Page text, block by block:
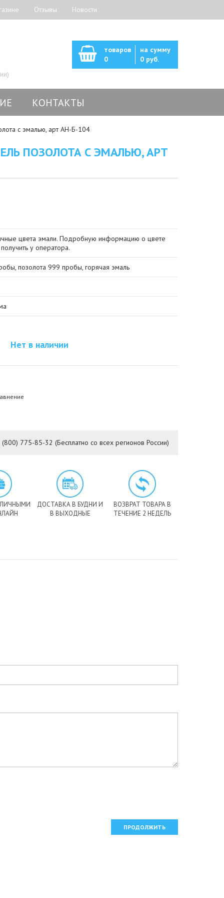
Отзывы Новости
товаров
0
на сумму
0 руб.
КОНТАКТЫ
с эмалью, арт АН-Б-104
ПОЗОЛОТА С ЭМАЛЬЮ, АРТ
цвета эмали. Подробную информацию о цвете
у оператора.
позолота 999 пробы, горячая эмаль
Нет в наличии
775-85-32 (Бесплатно со всех регионов России)
ДОСТАВКА В БУДНИ И
В ВЫХОДНЫЕ
ВОЗВРАТ ТОВАРА В
ТЕЧЕНИЕ 2 НЕДЕЛЬ
ПРОДОЛЖИТЬ